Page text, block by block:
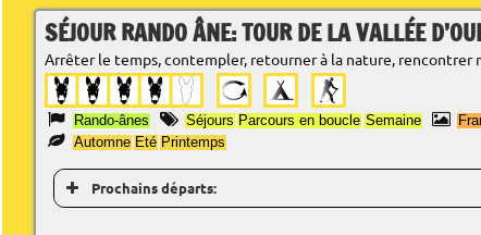
SÉJOUR RANDO ÂNE: TOUR DE LA VALLÉE
Arrêter le temps, contempler, retourner à la nature, rencontrer
Rando-ânes Séjours Parcours en boucle Semaine
Automne Eté Printemps
Prochains départs: